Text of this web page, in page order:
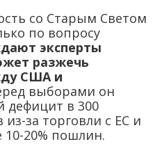
со Старым Светом
по вопросу
эксперты
разжечь
США и
выборами он
дефицит в 300
за торговли с ЕС и
10-20% пошлин.